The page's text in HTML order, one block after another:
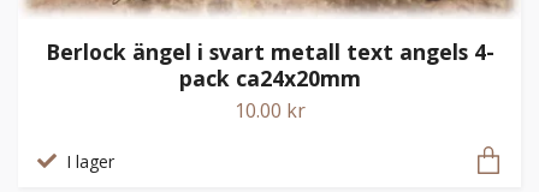
Berlock ängel i svart metall text angels 4-
pack ca24x20mm
10.00 kr
I lager